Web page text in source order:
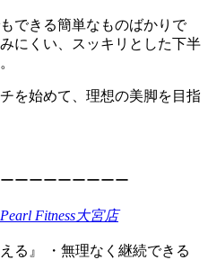
できる簡単なものばかりで
にくい、スッキリとした下半
を始めて、理想の美脚を目指
ーーーーーーーー
Fitness大宮店
る』 ・無理なく継続できる